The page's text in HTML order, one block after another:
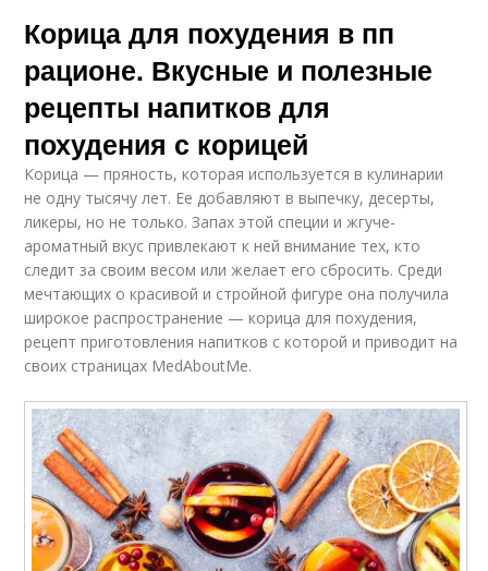
Корица для похудения в пп
рационе. Вкусные и полезные
рецепты напитков для
похудения с корицей
Корица — пряность, которая используется в кулинарии
не одну тысячу лет. Ее добавляют в выпечку, десерты,
ликеры, но не только. Запах этой специи и жгуче-
ароматный вкус привлекают к ней внимание тех, кто
следит за своим весом или желает его сбросить. Среди
мечтающих о красивой и стройной фигуре она получила
широкое распространение — корица для похудения,
рецепт приготовления напитков с которой и приводит на
своих страницах MedAboutMe.